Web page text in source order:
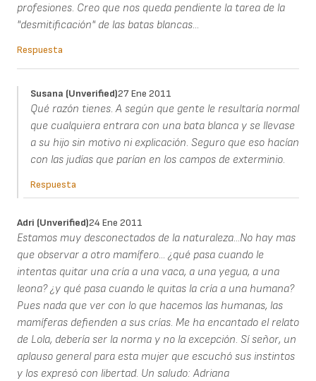
profesiones. Creo que nos queda pendiente la tarea de la
"desmitificación" de las batas blancas...
Respuesta
Susana (unverified)27 Ene 2011
Qué razón tienes. A según que gente le resultaría normal
que cualquiera entrara con una bata blanca y se llevase
a su hijo sin motivo ni explicación. Seguro que eso hacían
con las judías que parían en los campos de exterminio.
Respuesta
Adri (unverified)24 Ene 2011
Estamos muy desconectados de la naturaleza...No hay mas
que observar a otro mamífero... ¿qué pasa cuando le
intentas quitar una cría a una vaca, a una yegua, a una
leona? ¿y qué pasa cuando le quitas la cría a una humana?
Pues nada que ver con lo que hacemos las humanas, las
mamíferas defienden a sus crías. Me ha encantado el relato
de Lola, debería ser la norma y no la excepción. Sí señor, un
aplauso general para esta mujer que escuchó sus instintos
y los expresó con libertad. Un saludo: Adriana